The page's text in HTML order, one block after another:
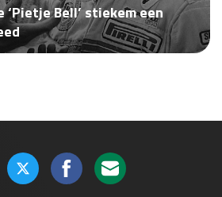
za 13:00 - 15:00
za 23:00 - 00:00
zo 21:00 - 23:00
‘Pietje Bell’ stiekem een